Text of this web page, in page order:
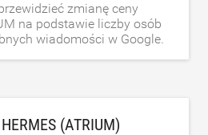
zmianę ceny
na podstawie liczby osób
wiadomości w Google.
(ATRIUM)